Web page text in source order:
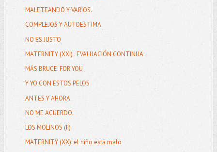
MALETEANDO Y VARIOS.
COMPLEJOS Y AUTOESTIMA
NO ES JUSTO
MATERNITY (XXI) . EVALUACIÓN CONTINUA.
MÁS BRUCE: FOR YOU
Y YO CON ESTOS PELOS
ANTES Y AHORA
NO ME ACUERDO.
LOS MOLINOS (II)
MATERNITY (XX): el niño está malo